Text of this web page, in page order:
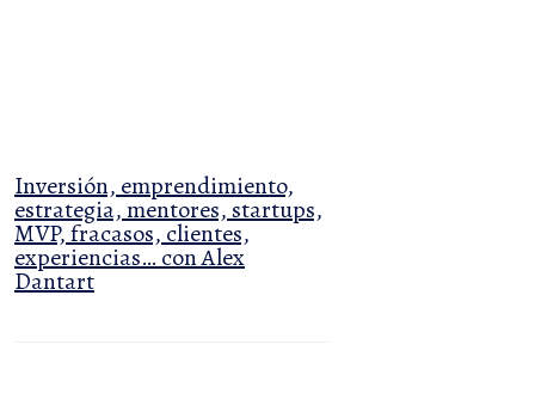
Inversión, emprendimiento,
estrategia, mentores, startups,
MVP, fracasos, clientes,
experiencias… con Alex
Dantart